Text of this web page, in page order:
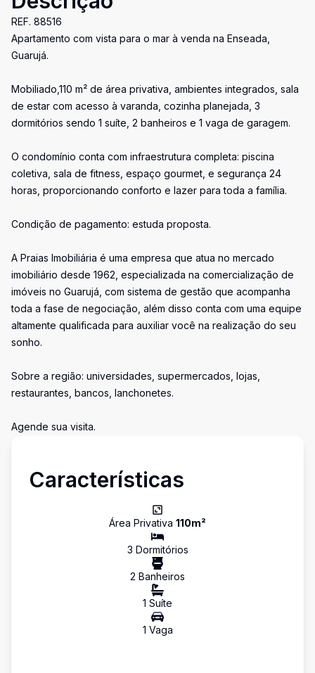
REF. 88516
Apartamento com vista para o mar à venda na Enseada,
Guarujá.
Mobiliado,110 m² de área privativa, ambientes integrados, sala
de estar com acesso à varanda, cozinha planejada, 3
dormitórios sendo 1 suíte, 2 banheiros e 1 vaga de garagem.
O condomínio conta com infraestrutura completa: piscina
coletiva, sala de fitness, espaço gourmet, e segurança 24
horas, proporcionando conforto e lazer para toda a família.
Condição de pagamento: estuda proposta.
A Praias Imobiliária é uma empresa que atua no mercado
imobiliário desde 1962, especializada na comercialização de
imóveis no Guarujá, com sistema de gestão que acompanha
toda a fase de negociação, além disso conta com uma equipe
altamente qualificada para auxiliar você na realização do seu
sonho.
Sobre a região: universidades, supermercados, lojas,
restaurantes, bancos, lanchonetes.
Agende sua visita.
Características
Área Privativa 110m²
3 Dormitórios
2 Banheiros
1 Suíte
1 Vaga